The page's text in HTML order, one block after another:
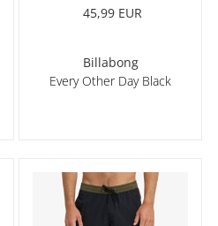
45,99 EUR
Billabong
Every Other Day Black